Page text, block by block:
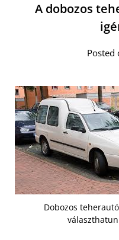
A dobozos
Posted
Dobozos